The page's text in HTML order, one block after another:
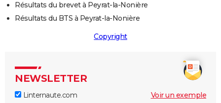
Résultats du brevet à Peyrat-la-Nonière
Résultats du BTS à Peyrat-la-Nonière
Copyright
NEWSLETTER
Linternaute.com Voir un exemple